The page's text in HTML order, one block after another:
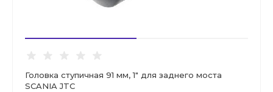
Головка ступичная 91 мм, 1" для заднего моста
SCANIA JTC